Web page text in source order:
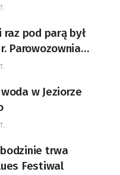
lubuskiego
pod parą był
Parowozownia
rozpocznie
w Jeziorze
trwa
Festiwal